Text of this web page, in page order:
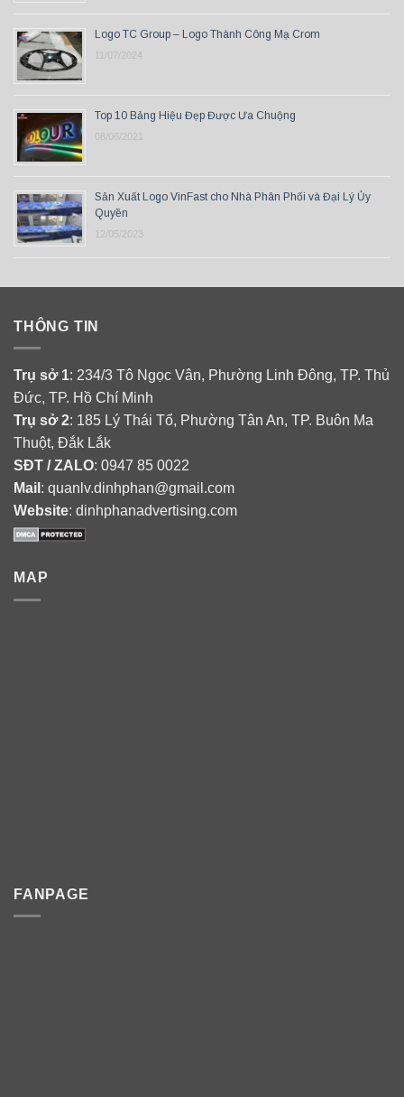
Logo TC Group – Logo Thành Công Mạ Crom
11/07/2024
Top 10 Bảng Hiệu Đẹp Được Ưa Chuộng
08/06/2021
Sản Xuất Logo VinFast cho Nhà Phân Phối và Đại Lý Ủy
Quyền
12/05/2023
THÔNG TIN
Trụ sở 1: 234/3 Tô Ngọc Vân, Phường Linh Đông, TP. Thủ
Đức, TP. Hồ Chí Minh
Trụ sở 2: 185 Lý Thái Tổ, Phường Tân An, TP. Buôn Ma
Thuột, Đắk Lắk
SĐT / ZALO: 0947 85 0022
Mail : quanlv.dinhphan@gmail.com
Website: dinhphanadvertising.com
MAP
FANPAGE